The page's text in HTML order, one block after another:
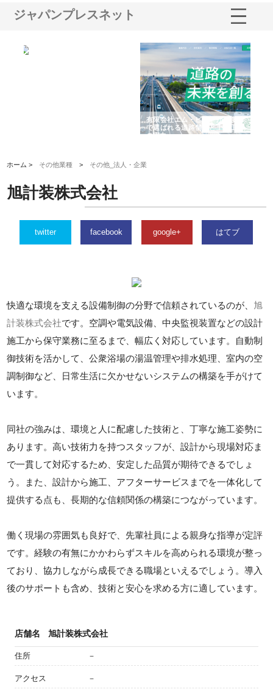
ジャパンプレスネット
有限会社エム・ビルドが南多摩
で選ばれる道路舗装と土木工事
の実力
ホーム > その他業種 > その他_法人・企業
旭計装株式会社
twitter facebook google+ はてブ
快適な環境を支える設備制御の分野で信頼されているのが、 旭
計装株式会社です。空調や電気設備、中央監視装置などの設計
施工から保守業務に至るまで、幅広く対応しています。自動制
御技術を活かして、公衆浴場の湯温管理や排水処理、室内の空
調制御など、日常生活に欠かせないシステムの構築を手がけて
います。
同社の強みは、環境と人に配慮した技術と、丁寧な施工姿勢に
あります。高い技術力を持つスタッフが、設計から現場対応ま
で一貫して対応するため、安定した品質が期待できるでしょ
う。また、設計から施工、アフターサービスまでを一体化して
提供する点も、長期的な信頼関係の構築につながっています。
働く現場の雰囲気も良好で、先輩社員による親身な指導が定評
です。経験の有無にかかわらずスキルを高められる環境が整っ
ており、協力しながら成長できる職場といえるでしょう。導入
後のサポートも含め、技術と安心を求める方に適しています。
店舗名 旭計装株式会社
住所 －
アクセス －